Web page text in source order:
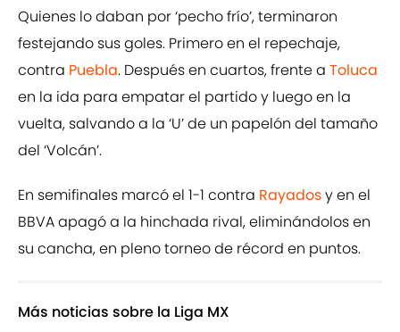
Quienes lo daban por ‘pecho frío’, terminaron
festejando sus goles. Primero en el repechaje,
contra Puebla. Después en cuartos, frente a Toluca
en la ida para empatar el partido y luego en la
vuelta, salvando a la ‘U’ de un papelón del tamaño
del ‘Volcán’.
En semifinales marcó el 1-1 contra Rayadosy en el
BBVA apagó a la hinchada rival, eliminándolos en
su cancha, en pleno torneo de récord en puntos.
Más noticias sobre la Liga MX